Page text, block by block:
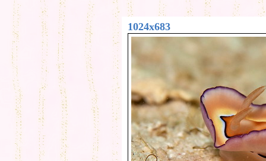
1024x683